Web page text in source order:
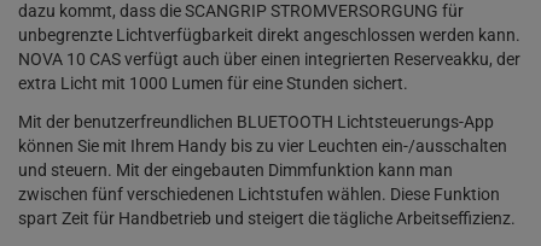
dazu kommt, dass die SCANGRIP STROMVERSORGUNG für
unbegrenzte Lichtverfügbarkeit direkt angeschlossen werden kann.
NOVA 10 CAS verfügt auch über einen integrierten Reserveakku, der
extra Licht mit 1000 Lumen für eine Stunden sichert.
Mit der benutzerfreundlichen BLUETOOTH Lichtsteuerungs-App
können Sie mit Ihrem Handy bis zu vier Leuchten ein-/ausschalten
und steuern. Mit der eingebauten Dimmfunktion kann man
zwischen fünf verschiedenen Lichtstufen wählen. Diese Funktion
spart Zeit für Handbetrieb und steigert die tägliche Arbeitseffizienz.